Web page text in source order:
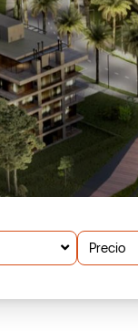
Precio